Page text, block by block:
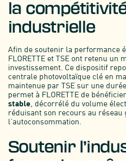
la
industrielle
Afin de soutenir la performance
FLORETTE et TSE ont retenu un
investissement. Ce dispositif
centrale photovoltaïque clé en
maintenue par TSE sur une
permet à FLORETTE de
stable, décorrélé du volume
réduisant son recours au réseau
l’autoconsommation.
Soutenir